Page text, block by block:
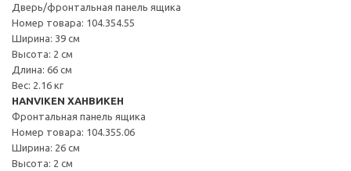
Дверь/фронтальная панель ящика
Номер товара: 104.354.55
Ширина: 39 см
Высота: 2 см
Длина: 66 см
Вес: 2.16 кг
HANVIKEN ХАНВИКЕН
Фронтальная панель ящика
Номер товара: 104.355.06
Ширина: 26 см
Высота: 2 см